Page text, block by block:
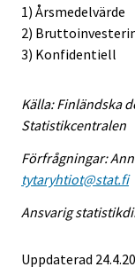
1) Årsmedelvärde
2)
3) Konfidentiell
Källa: Finländska
Statistikcentralen
Förfrågningar:
tytaryhtiot@stat.fi
Ansvarig
Uppdaterad